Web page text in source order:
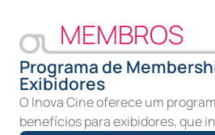
MEMBROS
Programa de
Exibidores
O Inova Cine oferece um
benefícios para exibidores, que